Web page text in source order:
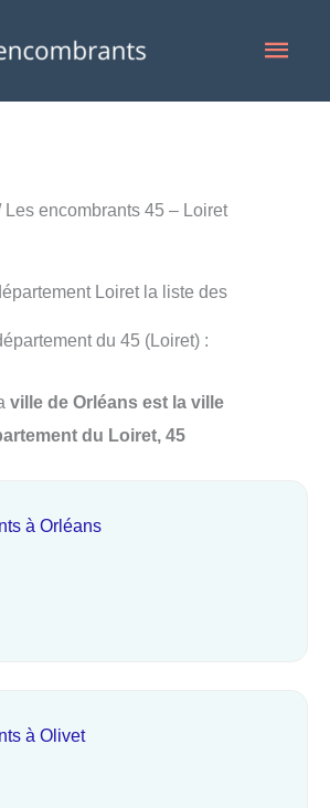
Les encombrants 45 – Loiret
Loiret la liste des
du 45 (Loiret) :
ville de Orléans est la ville
du Loiret, 45
à Orléans
à Olivet